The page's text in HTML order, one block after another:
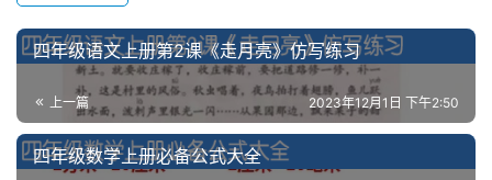
四年级语文上册第2课《走月亮》仿写练习
上一篇 2023年12月1日 下午2:50
四年级数学上册必备公式大全